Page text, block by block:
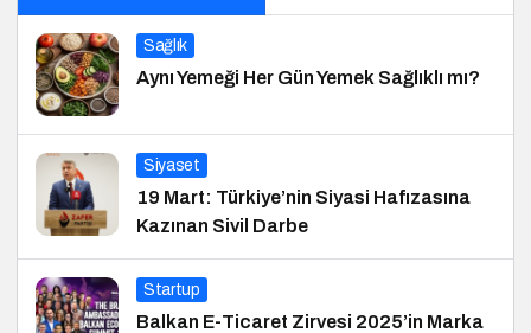
Sağlık
Aynı Yemeği Her Gün Yemek Sağlıklı mı?
Siyaset
19 Mart: Türkiye’nin Siyasi Hafızasına
Kazınan Sivil Darbe
Startup
Balkan E-Ticaret Zirvesi 2025’in Marka